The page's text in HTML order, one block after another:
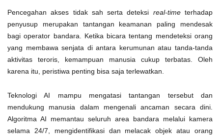
Pencegahan akses tidak sah serta deteksi real-timeterhadap
penyusup merupakan tantangan keamanan paling mendesak
bagi operator bandara. Ketika bicara tentang mendeteksi orang
yang membawa senjata di antara kerumunan atau tanda-tanda
aktivitas teroris, kemampuan manusia cukup terbatas. Oleh
karena itu, peristiwa penting bisa saja terlewatkan.
Teknologi AI mampu mengatasi tantangan tersebut dan
mendukung manusia dalam mengenali ancaman secara dini.
Algoritma AI memantau seluruh area bandara melalui kamera
selama 24/7, mengidentifikasi dan melacak objek atau orang